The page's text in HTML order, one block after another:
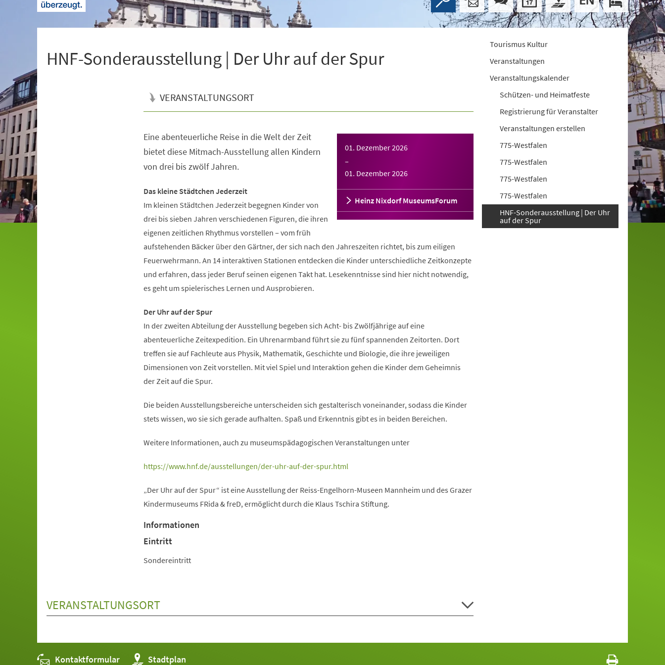
HNF-Sonderausstellung | Der Uhr auf der Spur
VERANSTALTUNGSORT
01. Dezember 2026
–
01. Dezember 2026
Heinz Nixdorf MuseumsForum
Eine abenteuerliche Reise in die Welt der Zeit
bietet diese Mitmach-Ausstellung allen Kindern
von drei bis zwölf Jahren.
Das kleine Städtchen Jederzeit
Im kleinen Städtchen Jederzeit begegnen Kinder von
drei bis sieben Jahren verschiedenen Figuren, die ihren
eigenen zeitlichen Rhythmus vorstellen – vom früh
aufstehenden Bäcker über den Gärtner, der sich nach den Jahreszeiten richtet, bis zum eiligen
Feuerwehrmann. An 14 interaktiven Stationen entdecken die Kinder unterschiedliche Zeitkonzepte
und erfahren, dass jeder Beruf seinen eigenen Takt hat. Lesekenntnisse sind hier nicht notwendig,
es geht um spielerisches Lernen und Ausprobieren.
Der Uhr auf der Spur
In der zweiten Abteilung der Ausstellung begeben sich Acht- bis Zwölfjährige auf eine
abenteuerliche Zeitexpedition. Ein Uhrenarmband führt sie zu fünf spannenden Zeitorten. Dort
treffen sie auf Fachleute aus Physik, Mathematik, Geschichte und Biologie, die ihre jeweiligen
Dimensionen von Zeit vorstellen. Mit viel Spiel und Interaktion gehen die Kinder dem Geheimnis
der Zeit auf die Spur.
Die beiden Ausstellungsbereiche unterscheiden sich gestalterisch voneinander, sodass die Kinder
stets wissen, wo sie sich gerade aufhalten. Spaß und Erkenntnis gibt es in beiden Bereichen.
Weitere Informationen, auch zu museumspädagogischen Veranstaltungen unter
https://www.hnf.de/ausstellungen/der-uhr-auf-der-spur.html
„Der Uhr auf der Spur“ ist eine Ausstellung der Reiss-Engelhorn-Museen Mannheim und des Grazer
Kindermuseums FRida & freD, ermöglicht durch die Klaus Tschira Stiftung.
Informationen
Eintritt
Sondereintritt
VERANSTALTUNGSORT
Tourismus Kultur
Veranstaltungen
Veranstaltungskalender
Schützen- und Heimatfeste
Registrierung für Veranstalter
Veranstaltungen erstellen
775-Westfalen
775-Westfalen
775-Westfalen
775-Westfalen
HNF-Sonderausstellung | Der Uhr
auf der Spur
Kontaktformular Stadtplan
(Öffnet